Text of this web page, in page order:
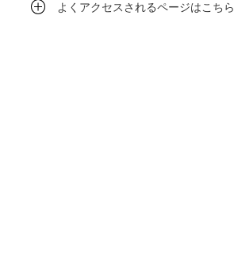
よくアクセスされるページはこちら